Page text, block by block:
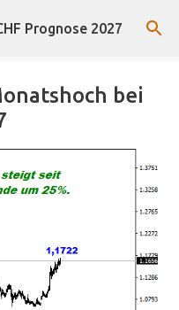
Prognose 2027
bei